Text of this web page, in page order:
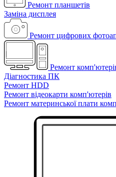
Ремонт планшетів
Заміна дисплея
Ремонт цифрових
Ремонт
Діагностика ПК
Ремонт HDD
Ремонт відеокарти комп'ютерів
Ремонт материнської плати